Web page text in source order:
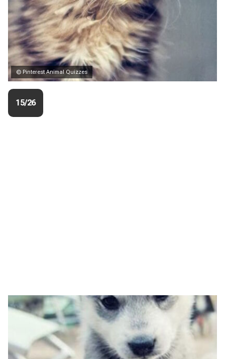
© Pinterest Animal Quizzes
15/26